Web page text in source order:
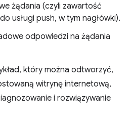
żądania (czyli zawartość
usługi push, w tym nagłówki).
odpowiedzi na żądania
który można odtworzyć,
witrynę internetową,
i rozwiązywanie